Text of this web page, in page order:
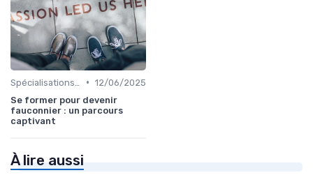
• 12/06/2025
Se former pour devenir
fauconnier : un parcours
captivant
À lire aussi